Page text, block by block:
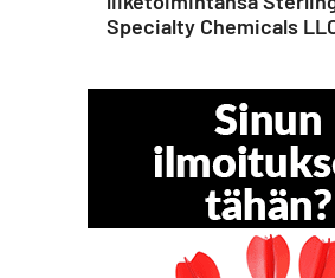
Specialty Chemicals